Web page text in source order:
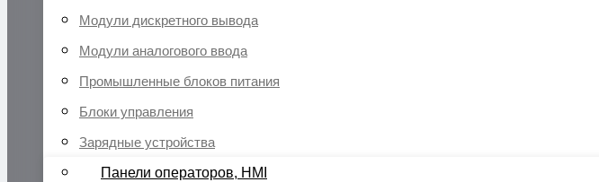
Модули дискретного вывода
Модули аналогового ввода
Промышленные блоков питания
Блоки управления
Зарядные устройства
Панели операторов, HMI